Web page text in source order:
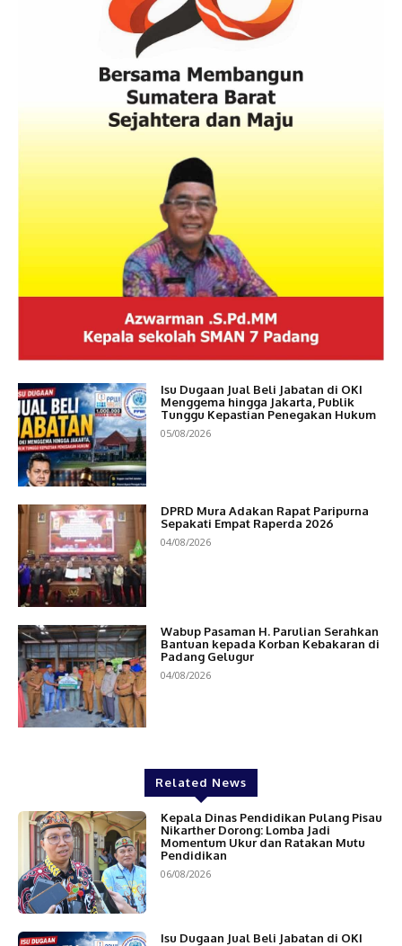
Isu Dugaan Jual Beli Jabatan di OKI
Menggema hingga Jakarta, Publik
Tunggu Kepastian Penegakan Hukum
05/08/2026
DPRD Mura Adakan Rapat Paripurna
Sepakati Empat Raperda 2026
04/08/2026
Wabup Pasaman H. Parulian Serahkan
Bantuan kepada Korban Kebakaran di
Padang Gelugur
04/08/2026
Related News
Kepala Dinas Pendidikan Pulang Pisau
Nikarther Dorong: Lomba Jadi
Momentum Ukur dan Ratakan Mutu
Pendidikan
06/08/2026
Isu Dugaan Jual Beli Jabatan di OKI